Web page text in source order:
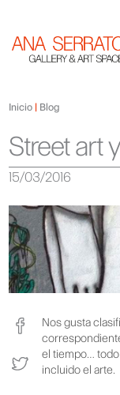
Inicio Blog
Street art
15/03/2016
Nos gusta
el tiempo…
incluido el arte.